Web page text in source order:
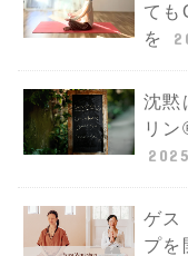
ても
を
沈黙
リ
ゲス
プを